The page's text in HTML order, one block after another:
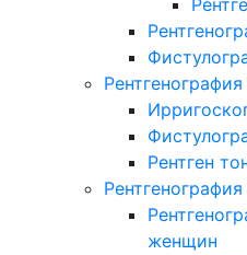
Рентген
женщин